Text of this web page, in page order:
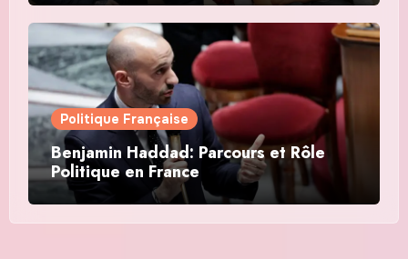
Politique Française
Benjamin Haddad: Parcours et Rôle
Politique en France